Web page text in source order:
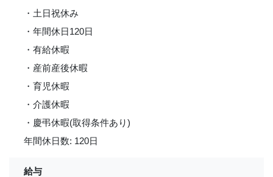
・土日祝休み
・年間休日120日
・有給休暇
・産前産後休暇
・育児休暇
・介護休暇
・慶弔休暇(取得条件あり)
年間休日数: 120日
給与